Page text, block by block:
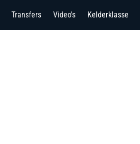
Transfers Video's Kelderklasse